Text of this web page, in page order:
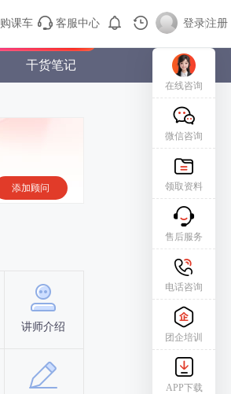
登录/注册
购课车 客服中心 登录|注册
干货笔记
添加顾问
讲师介绍 报名时间
在线咨询
微信咨询
领取资料
售后服务
电话咨询
团企培训
APP下载